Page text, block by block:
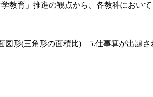
教育」推進の観点から、各教科におい
形(三角形の面積比) 5.仕事算が出題さ